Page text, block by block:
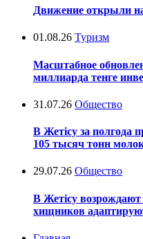
Движение открыли
01.08.26 Туризм
Масштабное
миллиарда тенге
31.07.26 Общество
В Жетісу за полгода
105 тысяч тонн
29.07.26 Общество
В Жетісу возрождают
хищников